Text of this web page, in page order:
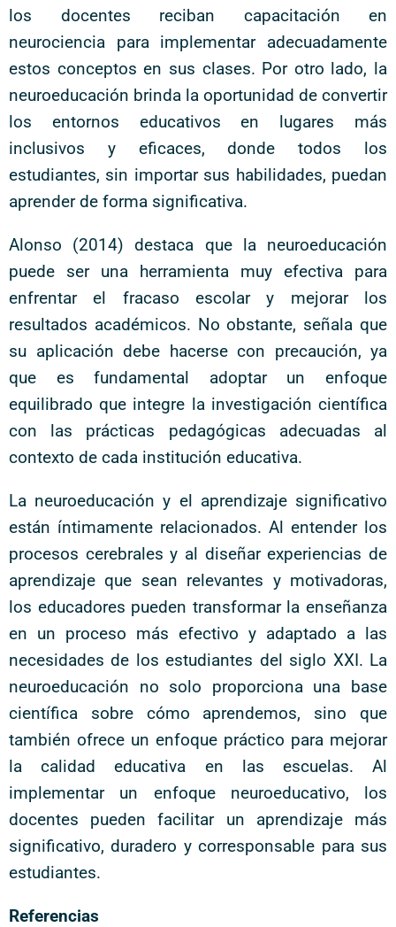
los docentes reciban capacitación en
neurociencia para implementar adecuadamente
estos conceptos en sus clases. Por otro lado, la
neuroeducación brinda la oportunidad de convertir
los entornos educativos en lugares más
inclusivos y eficaces, donde todos los
estudiantes, sin importar sus habilidades, puedan
aprender de forma significativa.
Alonso (2014) destaca que la neuroeducación
puede ser una herramienta muy efectiva para
enfrentar el fracaso escolar y mejorar los
resultados académicos. No obstante, señala que
su aplicación debe hacerse con precaución, ya
que es fundamental adoptar un enfoque
equilibrado que integre la investigación científica
con las prácticas pedagógicas adecuadas al
contexto de cada institución educativa.
La neuroeducación y el aprendizaje significativo
están íntimamente relacionados. Al entender los
procesos cerebrales y al diseñar experiencias de
aprendizaje que sean relevantes y motivadoras,
los educadores pueden transformar la enseñanza
en un proceso más efectivo y adaptado a las
necesidades de los estudiantes del siglo XXI. La
neuroeducación no solo proporciona una base
científica sobre cómo aprendemos, sino que
también ofrece un enfoque práctico para mejorar
la calidad educativa en las escuelas. Al
implementar un enfoque neuroeducativo, los
docentes pueden facilitar un aprendizaje más
significativo, duradero y corresponsable para sus
estudiantes.
Referencias